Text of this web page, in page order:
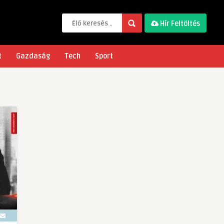
Hír Feltöltés
Gazdaság Tech Sport